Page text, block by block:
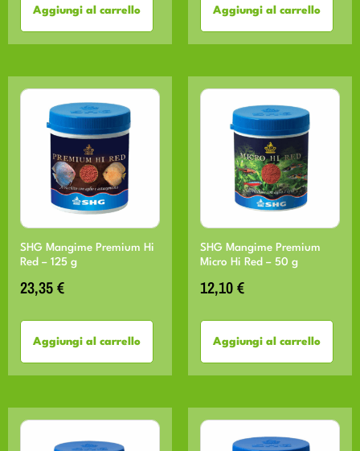
Aggiungi al carrello Aggiungi al carrello
SHG Mangime Premium Hi
Red – 125 g
23,35€
Aggiungi al carrello
SHG Mangime Premium
Micro Hi Red – 50 g
12,10€
Aggiungi al carrello